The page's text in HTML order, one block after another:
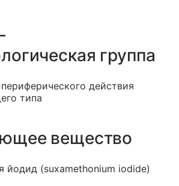
группа
действия
типа
вещество
йодид (suxamethonium iodide)